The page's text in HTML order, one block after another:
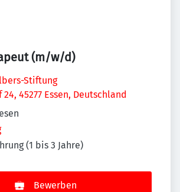
(m/w/d)
Stiftung
45277 Essen, Deutschland
(1 bis 3 Jahre)
Bewerben